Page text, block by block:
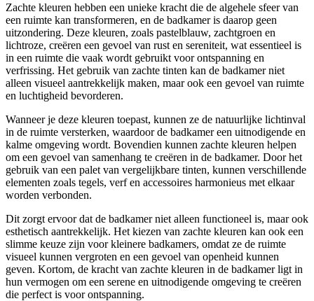
Zachte kleuren hebben een unieke kracht die de algehele sfeer van
een ruimte kan transformeren, en de badkamer is daarop geen
uitzondering. Deze kleuren, zoals pastelblauw, zachtgroen en
lichtroze, creëren een gevoel van rust en sereniteit, wat essentieel is
in een ruimte die vaak wordt gebruikt voor ontspanning en
verfrissing. Het gebruik van zachte tinten kan de badkamer niet
alleen visueel aantrekkelijk maken, maar ook een gevoel van ruimte
en luchtigheid bevorderen.
Wanneer je deze kleuren toepast, kunnen ze de natuurlijke lichtinval
in de ruimte versterken, waardoor de badkamer een uitnodigende en
kalme omgeving wordt. Bovendien kunnen zachte kleuren helpen
om een gevoel van samenhang te creëren in de badkamer. Door het
gebruik van een palet van vergelijkbare tinten, kunnen verschillende
elementen zoals tegels, verf en accessoires harmonieus met elkaar
worden verbonden.
Dit zorgt ervoor dat de badkamer niet alleen functioneel is, maar ook
esthetisch aantrekkelijk. Het kiezen van zachte kleuren kan ook een
slimme keuze zijn voor kleinere badkamers, omdat ze de ruimte
visueel kunnen vergroten en een gevoel van openheid kunnen
geven. Kortom, de kracht van zachte kleuren in de badkamer ligt in
hun vermogen om een serene en uitnodigende omgeving te creëren
die perfect is voor ontspanning.